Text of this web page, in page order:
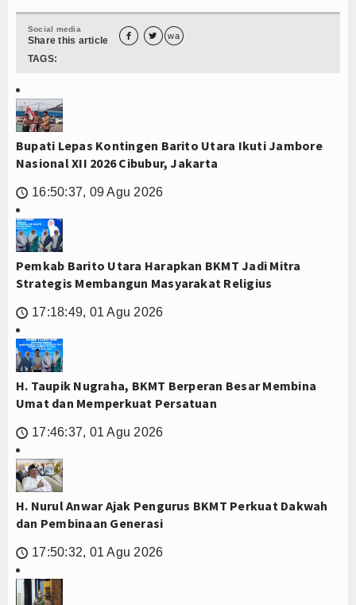
Social media
Share this article   wa
TAGS:
Bupati Lepas Kontingen Barito Utara Ikuti Jambore
Nasional XII 2026 Cibubur, Jakarta
🕔 16:50:37, 09 Agu 2026
Pemkab Barito Utara Harapkan BKMT Jadi Mitra
Strategis Membangun Masyarakat Religius
🕔 17:18:49, 01 Agu 2026
H. Taupik Nugraha, BKMT Berperan Besar Membina
Umat dan Memperkuat Persatuan
🕔 17:46:37, 01 Agu 2026
H. Nurul Anwar Ajak Pengurus BKMT Perkuat Dakwah
dan Pembinaan Generasi
🕔 17:50:32, 01 Agu 2026